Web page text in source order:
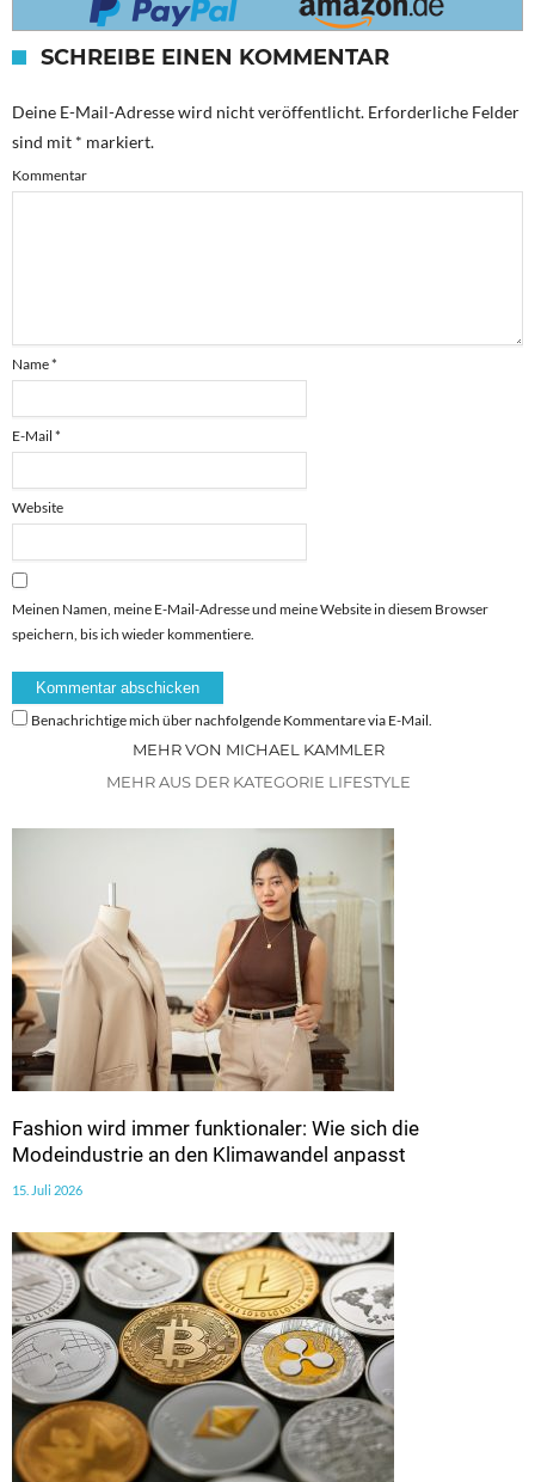
SCHREIBE EINEN KOMMENTAR
Deine E-Mail-Adresse wird nicht veröffentlicht. Erforderliche Felder
sind mit * markiert.
Kommentar
Name*
E-Mail *
Website
Meinen Namen, meine E-Mail-Adresse und meine Website in diesem Browser
speichern, bis ich wieder kommentiere.
Benachrichtige mich über nachfolgende Kommentare via E-Mail.
MEHR VON MICHAEL KAMMLER
MEHR AUS DER KATEGORIE LIFESTYLE
Fashion wird immer funktionaler: Wie sich die
Modeindustrie an den Klimawandel anpasst
15. Juli 2026